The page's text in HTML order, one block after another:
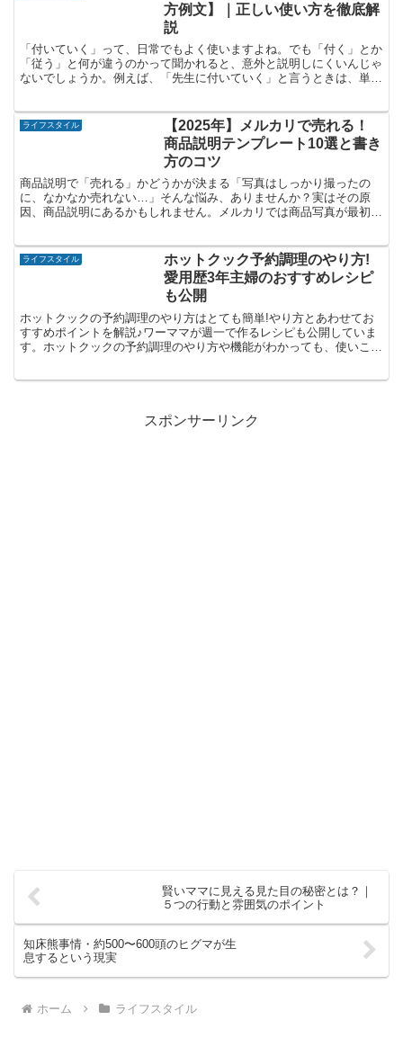
方例文】｜正しい使い方を徹底解
説
「付いていく」って、日常でもよく使いますよね。でも「付く」とか
「従う」と何が違うのかって聞かれると、意外と説明しにくいんじゃ
ないでしょうか。例えば、「先生に付いていく」と言うときは、単に
ライフスタイル
【2025年】メルカリで売れる！
商品説明テンプレート10選と書き
方のコツ
商品説明で「売れる」かどうかが決まる「写真はしっかり撮ったの
に、なかなか売れない…」そんな悩み、ありませんか？実はその原
因、商品説明にあるかもしれません。メルカリでは商品写真が最初の
ライフスタイル
ホットクック予約調理のやり方!
愛用歴3年主婦のおすすめレシピ
も公開
ホットクックの予約調理のやり方はとても簡単!やり方とあわせてお
すすめポイントを解説♪ワーママが週一で作るレシピも公開していま
す。ホットクックの予約調理のやり方や機能がわかっても、使いこな
スポンサーリンク
賢いママに見える見た目の秘密とは？｜
５つの行動と雰囲気のポイント
知床熊事情・約500〜600頭のヒグマが生
息するという現実
ホーム ライフスタイル